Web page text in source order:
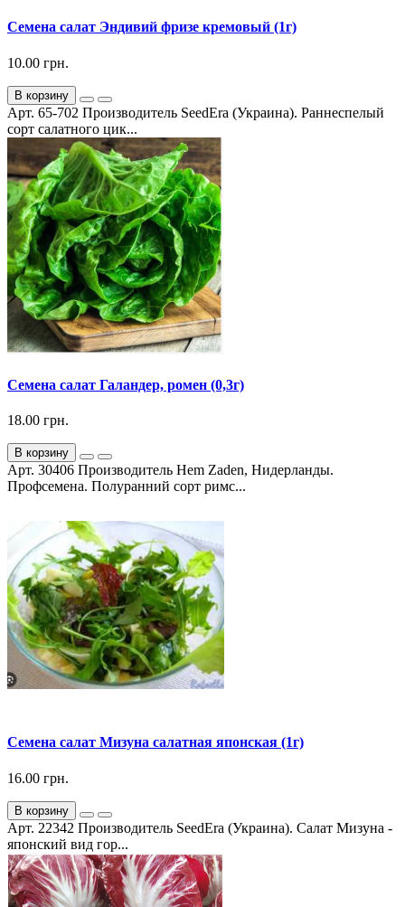
Семена салат Эндивий фризе кремовый (1г)
10.00 грн.
В корзину
Арт. 65-702 Производитель SeedEra (Украина). Раннеспелый
сорт салатного цик...
Семена салат Галандер, ромен (0,3г)
18.00 грн.
В корзину
Арт. 30406 Производитель Hem Zaden, Нидерланды.
Профсемена. Полуранний сорт римс...
Семена салат Мизуна салатная японская (1г)
16.00 грн.
В корзину
Арт. 22342 Производитель SeedEra (Украина). Салат Мизуна -
японский вид гор...